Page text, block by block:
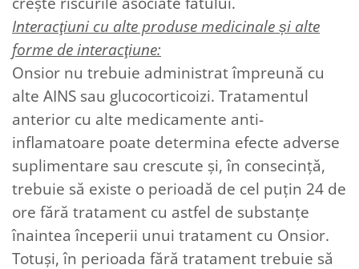
Interacţiuni cu alte produse medicinale și alte
forme de interacţiune:
Onsior nu trebuie administrat împreună cu
alte AINS sau glucocorticoizi. Tratamentul
anterior cu alte medicamente anti-
inflamatoare poate determina efecte adverse
suplimentare sau crescute şi, în consecinţă,
trebuie să existe o perioadă de cel puţin 24 de
ore fără tratament cu astfel de substanţe
înaintea începerii unui tratament cu Onsior.
Totuşi, în perioada fără tratament trebuie să